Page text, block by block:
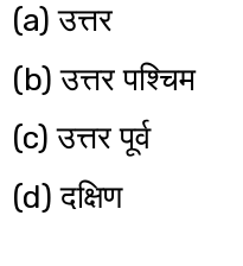
(a)उत्तर
(b)उत्तर पश्चिम
(c)उत्तर पूर्व
(d)दक्षिण